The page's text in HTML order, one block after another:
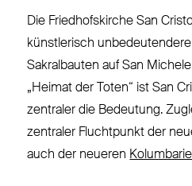
Die Friedhofskirche San
künstlerisch
Sakralbauten auf San
„Heimat der Toten“ ist San
zentraler die Bedeutung.
zentraler Fluchtpunkt der
auch der neueren